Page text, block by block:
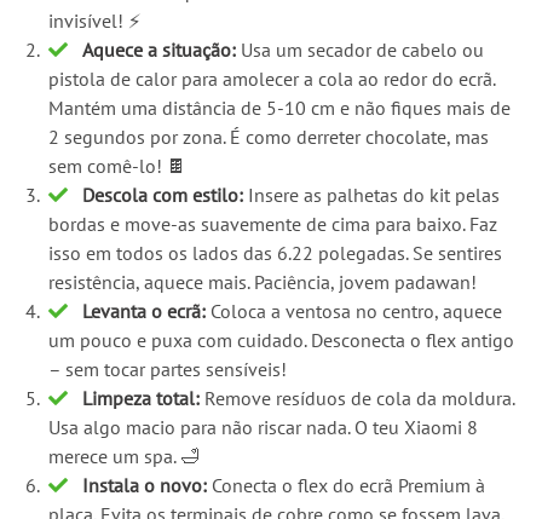
invisível! ⚡
Aquece a situação: Usa um secador de cabelo ou
pistola de calor para amolecer a cola ao redor do ecrã.
Mantém uma distância de 5-10 cm e não fiques mais de
2 segundos por zona. É como derreter chocolate, mas
sem comê-lo! 🍫
Descola com estilo: Insere as palhetas do kit pelas
bordas e move-as suavemente de cima para baixo. Faz
isso em todos os lados das 6.22 polegadas. Se sentires
resistência, aquece mais. Paciência, jovem padawan!
Levanta o ecrã: Coloca a ventosa no centro, aquece
um pouco e puxa com cuidado. Desconecta o flex antigo
– sem tocar partes sensíveis!
Limpeza total: Remove resíduos de cola da moldura.
Usa algo macio para não riscar nada. O teu Xiaomi 8
merece um spa. 🛁
Instala o novo: Conecta o flex do ecrã Premium à